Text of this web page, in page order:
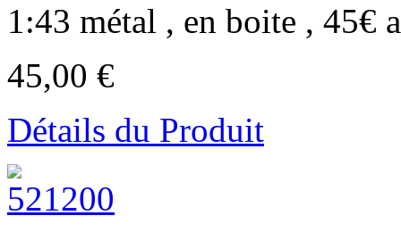
1:43 métal , en boite , 45€
45,00 €
Détails du Produit